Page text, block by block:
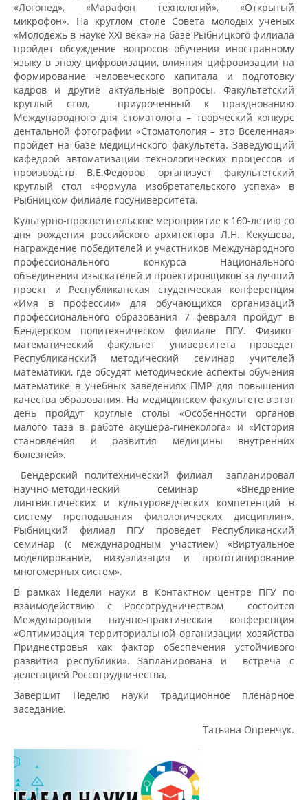
«Логопед», «Марафон технологий», «Открытый
микрофон». На круглом столе Совета молодых ученых
«Молодежь в науке XXI века» на базе Рыбницкого филиала
пройдет обсуждение вопросов обучения иностранному
языку в эпоху цифровизации, влияния цифровизации на
формирование человеческого капитала и подготовку
кадров и другие актуальные вопросы. Факультетский
круглый стол, приуроченный к празднованию
Международного дня стоматолога – творческий конкурс
дентальной фотографии «Стоматология – это Вселенная»
пройдет на базе медицинского факультета. Заведующий
кафедрой автоматизации технологических процессов и
производств В.Е.Федоров организует факультетский
круглый стол «Формула изобретательского успеха» в
Рыбницком филиале госуниверситета.
Культурно-просветительское мероприятие к 160-летию со
дня рождения российского архитектора Л.Н. Кекушева,
награждение победителей и участников Международного
профессионального конкурса Национального
объединения изыскателей и проектировщиков за лучший
проект и Республиканская студенческая конференция
«Имя в профессии» для обучающихся организаций
профессионального образования 7 февраля пройдут в
Бендерском политехническом филиале ПГУ. Физико-
математический факультет университета проведет
Республиканский методический семинар учителей
математики, где обсудят методические аспекты обучения
математике в учебных заведениях ПМР для повышения
качества образования. На медицинском факультете в этот
день пройдут круглые столы «Особенности органов
малого таза в работе акушера-гинеколога» и «История
становления и развития медицины внутренних
болезней».
Бендерский политехнический филиал запланировал
научно-методический семинар «Внедрение
лингвистических и культуроведческих компетенций в
систему преподавания филологических дисциплин».
Рыбницкий филиал ПГУ проведет Республиканский
семинар (с международным участием) «Виртуальное
моделирование, визуализация и прототипирование
многомерных систем».
В рамках Недели науки в Контактном центре ПГУ по
взаимодействию с Россотрудничеством состоится
Международная научно-практическая конференция
«Оптимизация территориальной организации хозяйства
Приднестровья как фактор обеспечения устойчивого
развития республики». Запланирована и встреча с
делегацией Россотрудничества,
Завершит Неделю науки традиционное пленарное
заседание.
Татьяна Опренчук.